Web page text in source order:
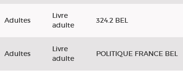
Adultes
Livre
adulte
324.2 BEL
Adultes
Livre
adulte
POLITIQUE FRANCE BEL